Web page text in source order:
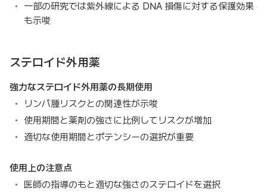
一部の研究では紫外線による DNA 損傷に対する保護効果
も示唆
ステロイド外用薬
強力なステロイド外用薬の長期使用
リンパ腫リスクとの関連性が示唆
使用期間と薬剤の強さに比例してリスクが増加
適切な使用期間とポテンシーの選択が重要
使用上の注意点
医師の指導のもと適切な強さのステロイドを選択